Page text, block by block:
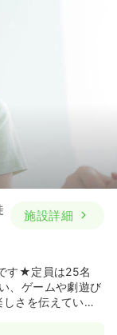
施設詳細
す★定員は25名
、ゲームや劇遊び
さを伝えていま